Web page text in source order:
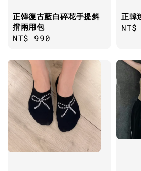
正韓復古藍白碎花手提斜
揹兩用包
Regular
NT$ 990
正韓